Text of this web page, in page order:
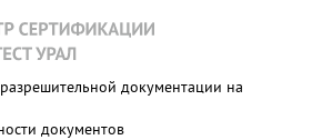
документации на
документов